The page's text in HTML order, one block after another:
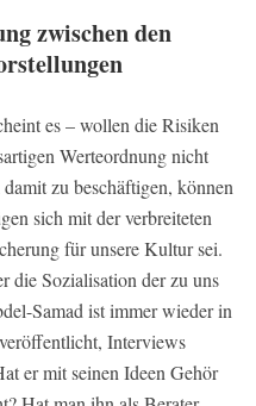
zwischen den
es – wollen die Risiken
Werteordnung nicht
zu beschäftigen, können
sich mit der verbreiteten
für unsere Kultur sei.
die Sozialisation der zu uns
Samad ist immer wieder in
Interviews
er mit seinen Ideen Gehör